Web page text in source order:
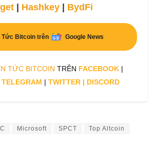
| Hashkey| BydFi
Tức Bitcoin trên Google News
TỨC BITCOIN TRÊN FACEBOOK |
TELEGRAM | TWITTER | DISCORD
Microsoft SPCT Top Altcoin